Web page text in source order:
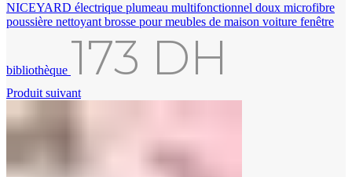
NICEYARD électrique plumeau multifonctionnel doux microfibre
poussière nettoyant brosse pour meubles de maison voiture fenêtre
bibliothèque 173 DH
Produit suivant